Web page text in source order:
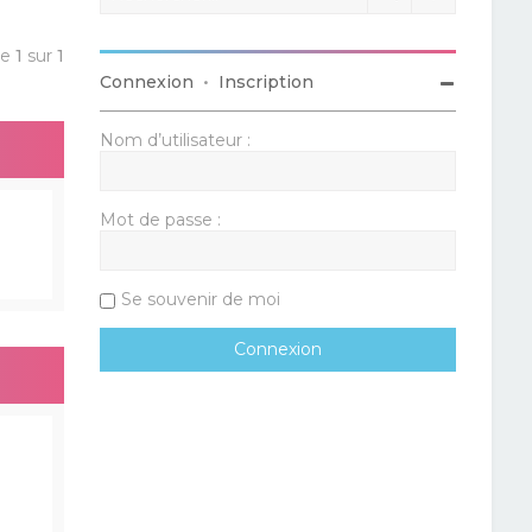
1 sur1
Connexion • Inscription
Nom d’utilisateur :
Mot de passe :
Se souvenir de moi